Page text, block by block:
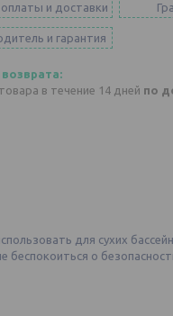
и доставки
и гарантия
в течение 14 дней по
для сухих
беспокоиться о